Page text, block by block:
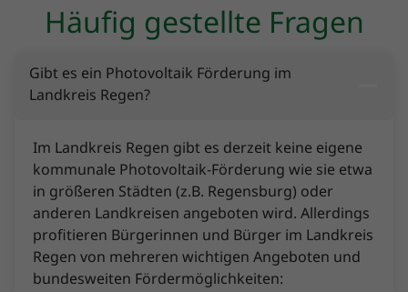
Häufig gestellte Fragen
Gibt es ein Photovoltaik Förderung im
Landkreis Regen?
Im Landkreis Regen gibt es derzeit keine eigene
kommunale Photovoltaik-Förderung wie sie etwa
in größeren Städten (z.B. Regensburg) oder
anderen Landkreisen angeboten wird. Allerdings
profitieren Bürgerinnen und Bürger im Landkreis
Regen von mehreren wichtigen Angeboten und
bundesweiten Fördermöglichkeiten: